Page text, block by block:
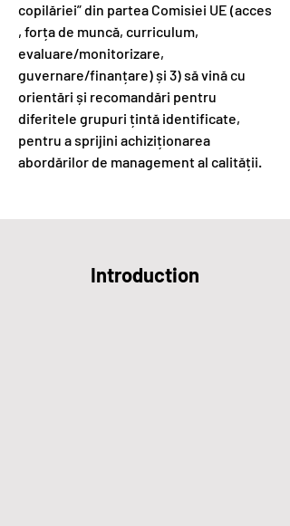
copilăriei” din partea Comisiei UE (acces
, forța de muncă, curriculum,
evaluare/monitorizare,
guvernare/finanțare) și 3) să vină cu
orientări și recomandări pentru
diferitele grupuri țintă identificate,
pentru a sprijini achiziționarea
abordărilor de management al calității.
Introduction